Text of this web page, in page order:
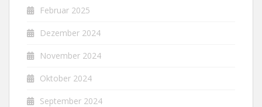
Februar 2025
Dezember 2024
November 2024
Oktober 2024
September 2024